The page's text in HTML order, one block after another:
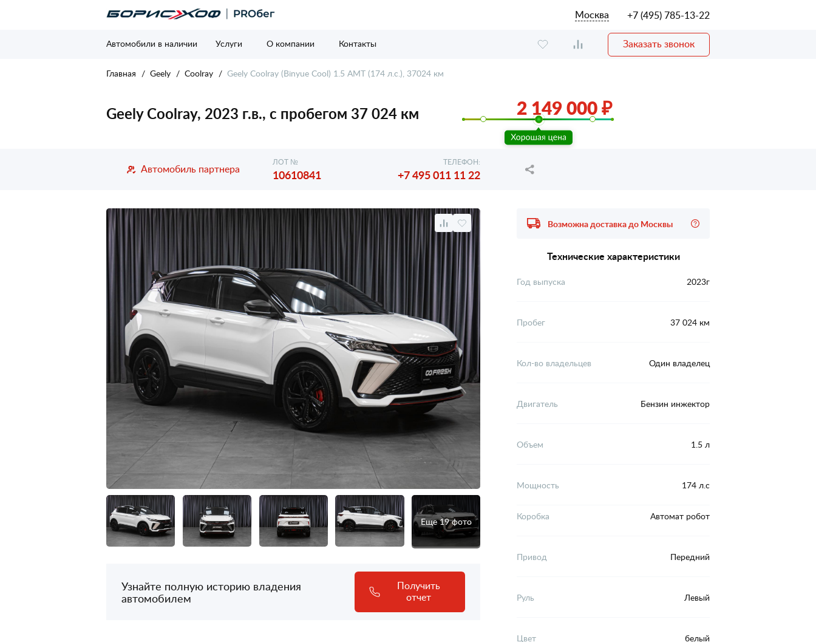
Москва +7 (495) 785-13-22
Автомобили в наличии Услуги О компании Контакты Заказать звонок
Главная Geely Coolray Geely Coolray (Binyue Cool) 1.5 AMT (174 л.с.), 37024 км
Geely Coolray, 2023 г.в., с пробегом 37 024 км 2 149 000 ₽
Автомобиль партнера
ЛОТ №
10610841
ТЕЛЕФОН:
+7 495 011 11 22
Еще 19 фото
Узнайте полную историю владения
автомобилем
Получить
отчет
Возможна доставка до Москвы
Технические характеристики
Год выпуска 2023г
Пробег 37 024 км
Кол-во владельцев Один владелец
Двигатель Бензин инжектор
Объем 1.5 л
Мощность 174 л.с
Коробка Автомат робот
Привод Передний
Руль Левый
Цвет белый